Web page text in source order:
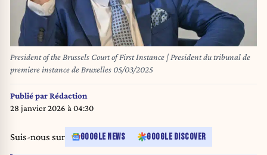
President of the Brussels Court of First Instance | President du tribunal de
premiere instance de Bruxelles 05/03/2025
Publié parRédaction
28 janvier 2026 à 04:30
Suis-nous sur GOOGLE NEWS GOOGLE DISCOVER